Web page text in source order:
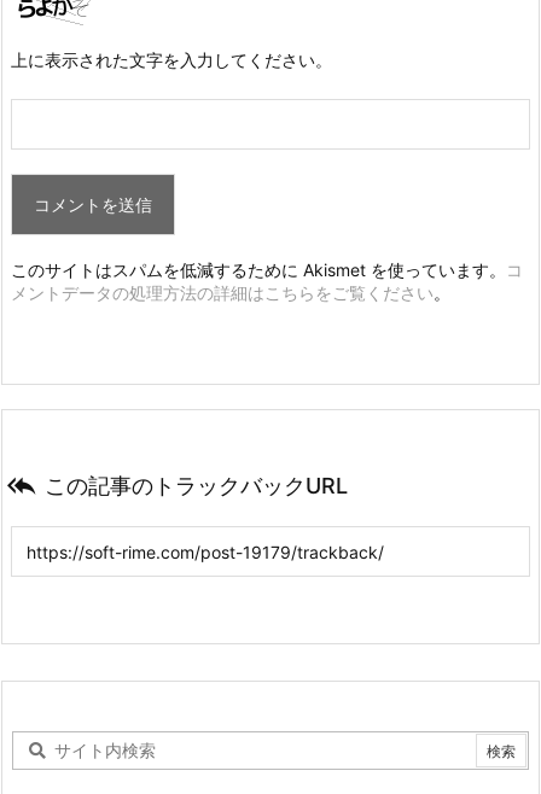
上に表示された文字を入力してください。
このサイトはスパムを低減するために Akismet を使っています。
コ
メントデータの処理方法の詳細はこちらをご覧ください。
 この記事のトラックバックURL